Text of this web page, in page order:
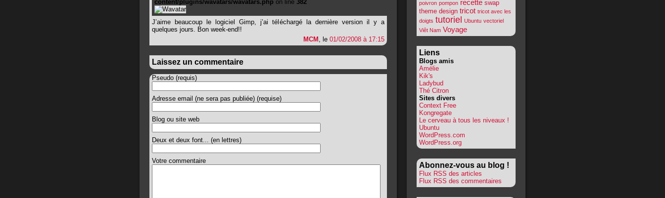
content/plugins/wavatars/wavatars.php on line 382
J’aime beaucoup le logiciel Gimp, j’ai téléchargé la dernière version il y a
quelques jours. Bon week-end!!
MCM , le 01/02/2008 à 17:15
Laissez un commentaire
Pseudo (requis)
Adresse email (ne sera pas publiée) (requise)
Blog ou site web
Deux et deux font... (en lettres)
Votre commentaire
poivron pompon recette swap
theme design tricot tricot avec les
doigts tutoriel Ubuntu vectoriel
Viêt Nam Voyage
Liens
Blogs amis
Amélie
Kik's
Ladybud
Thé Citron
Sites divers
Context Free
Kongregate
Le cerveau à tous les niveaux !
Ubuntu
WordPress.com
WordPress.org
Abonnez-vous au blog !
Flux RSS des articles
Flux RSS des commentaires